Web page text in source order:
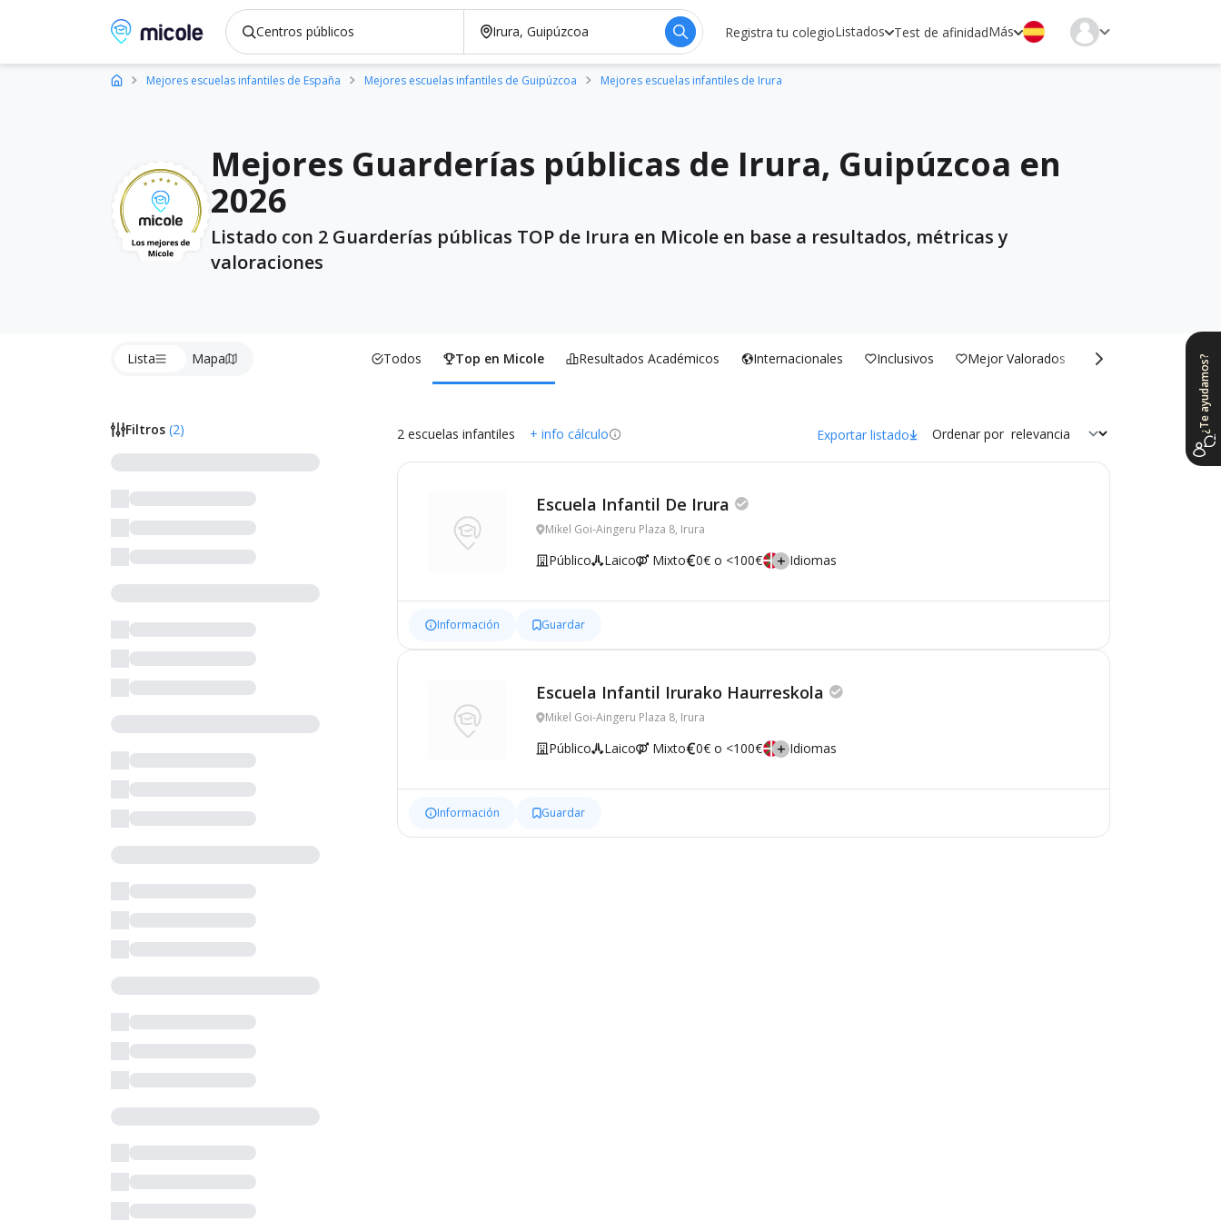
Micole, buscador de colegios Registra tu colegioListados Test de afinidadMás
Mejores escuelas infantiles de España Mejores escuelas infantiles de Guipúzcoa Mejores escuelas infantiles de Irura
Mejores Guarderías públicas de Irura, Guipúzcoa en
2026
Listado con 2 Guarderías públicas TOP de Irura en Micole en base a resultados, métricas y
valoraciones
Lista Mapa Todos Top en Micole Resultados Académicos Internacionales Inclusivos Mejor Valorados
Filtros (2) 2 escuelas infantiles + info cálculo Exportar listado Ordenar por
Escuela Infantil De Irura
Mikel Goi-Aingeru Plaza 8, Irura
Público Laico Mixto 0€ o <100€ Idiomas
Información Guardar
Escuela Infantil Irurako Haurreskola
Mikel Goi-Aingeru Plaza 8, Irura
Público Laico Mixto 0€ o <100€ Idiomas
Información Guardar
¿Te ayudamos?